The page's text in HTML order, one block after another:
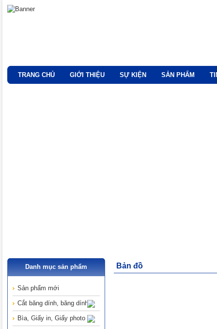
TRANG CHỦ GIỚI THIỆU SỰ KIỆN SẢN PHẨM
Danh mục sản phẩm
Sản phẩm mới
Cắt băng dính, băng dính
Bìa, Giấy in, Giấy photo
Bản đồ